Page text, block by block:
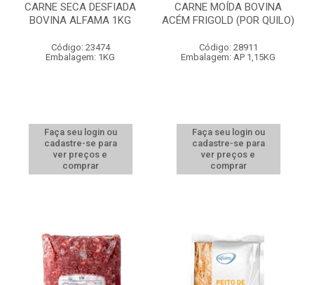
CARNE SECA DESFIADA
BOVINA ALFAMA 1KG
Código: 23474
Embalagem: 1KG
Faça seu login ou
cadastre-se para
ver preços e
comprar
CARNE MOÍDA BOVINA
ACÉM FRIGOLD (POR QUILO)
Código: 28911
Embalagem: AP 1,15KG
Faça seu login ou
cadastre-se para
ver preços e
comprar